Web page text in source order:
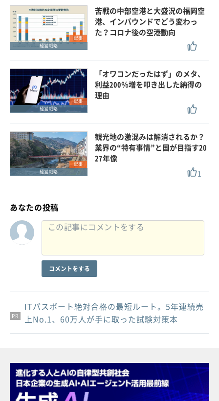
記事
経営戦略
苦戦の中部空港と大盛況の福岡空
港、インバウンドでどう変わっ
た？コロナ後の空港動向
記事
経営戦略
「オワコンだったはず」のメタ、
利益200％増を叩き出した納得の
理由
記事
経営戦略
観光地の激混みは解消されるか？
業界の“特有事情”と国が目指す20
27年像
1
あなたの投稿
コメントをする
PR
PR
PR
ITパスポート絶対合格の最短ルート。5年連続売
上No.1、60万人が手に取った試験対策本